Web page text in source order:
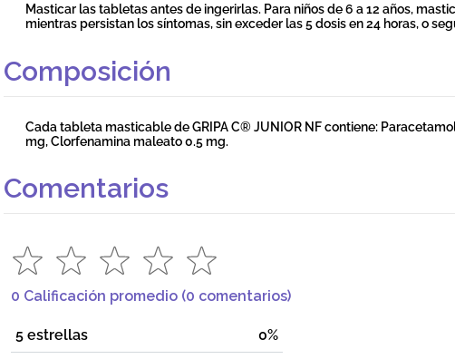
Masticar las tabletas antes de ingerirlas. Para niños de 6 a 12 años,
mientras persistan los síntomas, sin exceder las 5 dosis en 24 horas, o
Composición
Cada tableta masticable de GRIPA C® JUNIOR NF contiene:
mg, Clorfenamina maleato 0.5 mg.
Comentarios
0 Calificación promedio (0 comentarios)
5 estrellas
0%